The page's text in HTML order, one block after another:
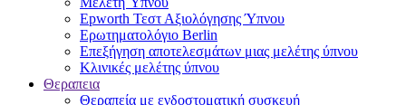
Epworth Τεστ Αξιολόγησης Ύπνου
Ερωτηματολόγιο Berlin
Επεξήγηση αποτελεσμάτων μιας μελέτης ύπνου
Κλινικές μελέτης ύπνου
Θεραπεια
Θεραπεία με ενδοστοματική συσκευή